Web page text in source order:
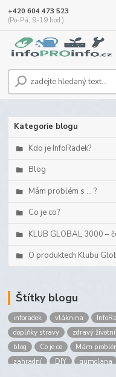
+420 604 473 523
(Po-Pá, 9-19 hod.)
Kategorie blogu
Kdo je InfoRadek?
Blog
Mám problém s ... ?
Co je co?
KLUB GLOBAL 3000 –
O produktech Klubu
Štítky blogu
inforadek vláknina
doplňky stravy
zdravý
blog
Co je co Mám
zahradní
DIY gumolana